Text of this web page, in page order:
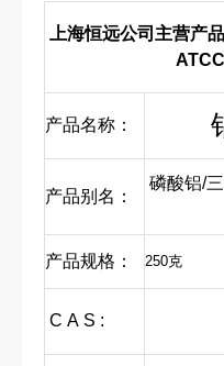
上海恒远公司主营产
产品名称：
产品别名：
磷酸铝/
产品规格： 250克
C A S :